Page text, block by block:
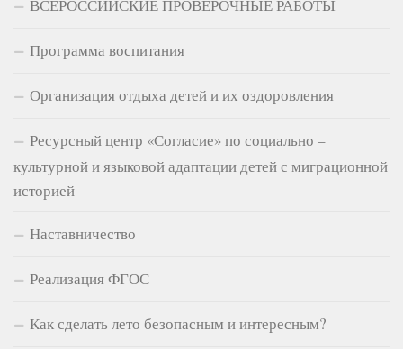
ВСЕРОССИЙСКИЕ ПРОВЕРОЧНЫЕ РАБОТЫ
Программа воспитания
Организация отдыха детей и их оздоровления
Ресурсный центр «Согласие» по социально –
культурной и языковой адаптации детей с миграционной
историей
Наставничество
Реализация ФГОС
Как сделать лето безопасным и интересным?